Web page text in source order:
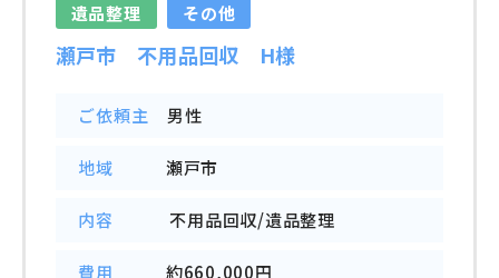
遺品整理 その他
瀬戸市 不用品回収 H様
ご依頼主 男性
地域 瀬戸市
内容 不用品回収/遺品整理
費用 約660,000円